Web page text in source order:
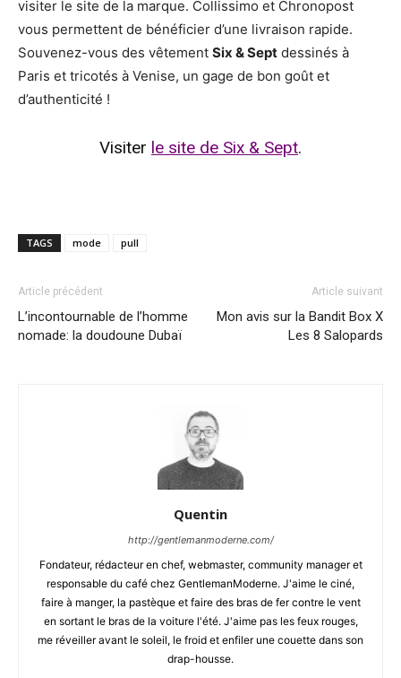
visiter le site de la marque. Collissimo et Chronopost
vous permettent de bénéficier d’une livraison rapide.
Souvenez-vous des vêtement Six & Sept dessinés à
Paris et tricotés à Venise, un gage de bon goût et
d’authenticité !
Visiter le site de Six & Sept.
TAGS mode pull
Article précédent
L’incontournable de l’homme
nomade: la doudoune Dubaï
Article suivant
Mon avis sur la Bandit Box X
Les 8 Salopards
Quentin
http://gentlemanmoderne.com/
Fondateur, rédacteur en chef, webmaster, community manager et
responsable du café chez GentlemanModerne. J'aime le ciné,
faire à manger, la pastèque et faire des bras de fer contre le vent
en sortant le bras de la voiture l'été. J'aime pas les feux rouges,
me réveiller avant le soleil, le froid et enfiler une couette dans son
drap-housse.